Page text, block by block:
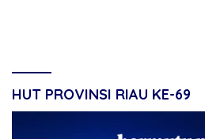
HUT PROVINSI RIAU KE-69